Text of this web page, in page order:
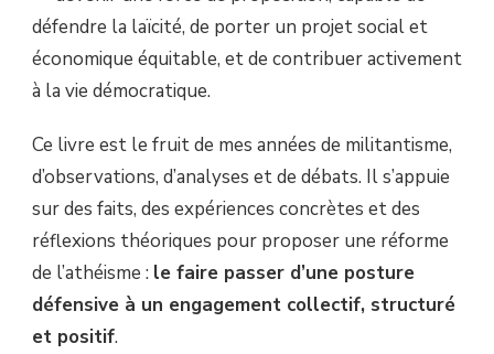
défendre la laïcité, de porter un projet social et
économique équitable, et de contribuer activement
à la vie démocratique.
Ce livre est le fruit de mes années de militantisme,
d’observations, d’analyses et de débats. Il s’appuie
sur des faits, des expériences concrètes et des
réflexions théoriques pour proposer une réforme
de l’athéisme : le faire passer d’une posture
défensive à un engagement collectif, structuré
et positif.